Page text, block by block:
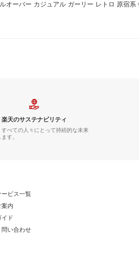
ーバー カジュアル ガーリー レトロ 原宿系
楽天のサステナビリティ
すべての人々にとって持続的な未来
す。
ービス一覧
内
イド
問い合わせ